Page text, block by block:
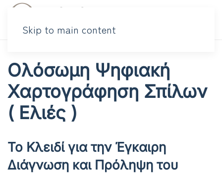
Skip to main content
Ολόσωμη Ψηφιακή
Χαρτογράφηση Σπίλων
( Ελιές )
Το Κλειδί για την Έγκαιρη
Διάγνωση και Πρόληψη του